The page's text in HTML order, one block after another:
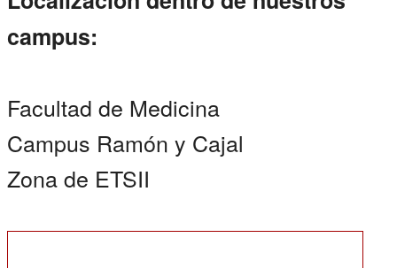
campus:
Facultad de Medicina
Campus Ramón y Cajal
Zona de ETSII